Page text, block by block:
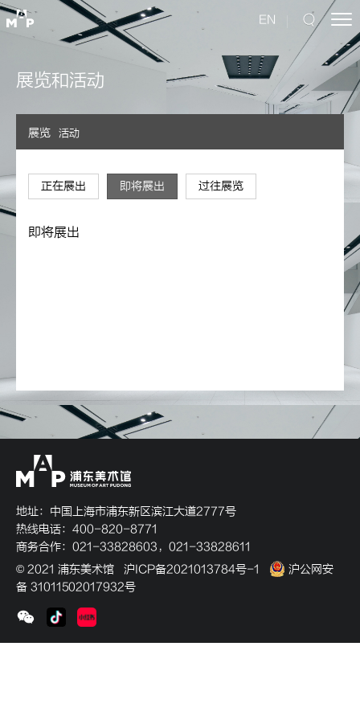
EN
展览和活动
展览 活动
正在展出 即将展出 过往展览
即将展出
地址：中国上海市浦东新区滨江大道2777号
热线电话：400-820-8771
商务合作：021-33828603，021-33828611
© 2021 浦东美术馆 沪ICP备2021013784号-1
沪公网安
备 31011502017932号